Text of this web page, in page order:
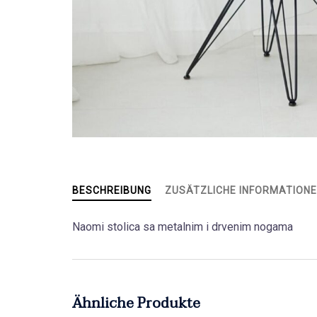
BESCHREIBUNG ZUSÄTZLICHE
Naomi stolica sa metalnim i drvenim nogama
Ähnliche Produkte